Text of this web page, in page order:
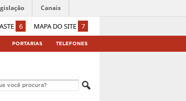
6 MAPA DO SITE 7
Canais
PORTARIAS TELEFONES